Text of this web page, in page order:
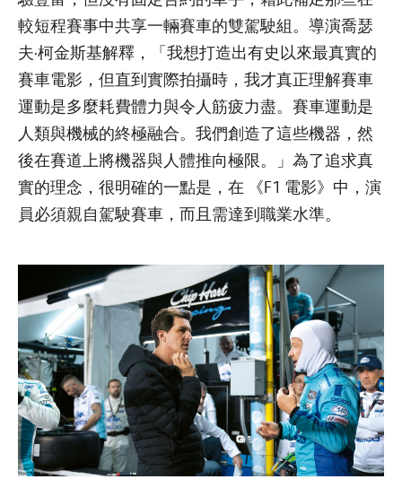
較短程賽事中共享一輛賽車的雙駕駛組。導演喬瑟
夫·柯金斯基解釋，「我想打造出有史以來最真實的
賽車電影，但直到實際拍攝時，我才真正理解賽車
運動是多麼耗費體力與令人筋疲力盡。賽車運動是
人類與機械的終極融合。我們創造了這些機器，然
後在賽道上將機器與人體推向極限。」為了追求真
實的理念，很明確的一點是，在 《F1 電影》中，演
員必須親自駕駛賽車，而且需達到職業水準。